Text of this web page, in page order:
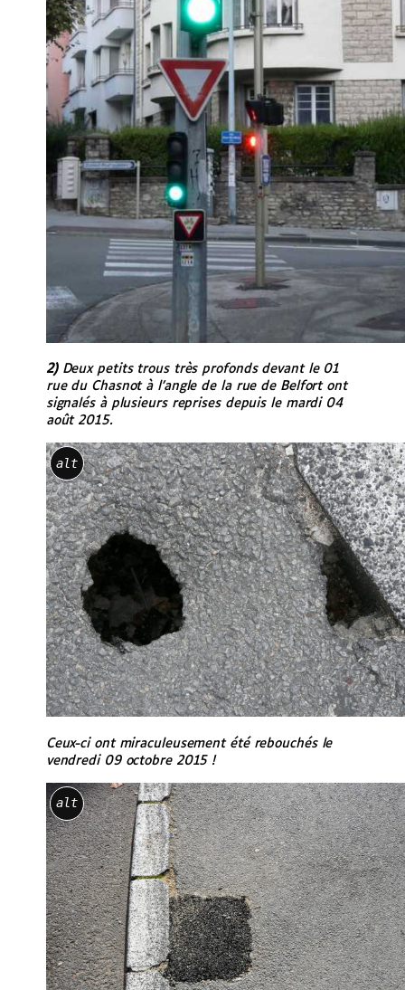
2)Deux petits trous très profonds devant le 01
rue du Chasnot à l’angle de la rue de Belfort ont
signalés à plusieurs reprises depuis le mardi 04
août 2015.
alt
Ceux-ci ont miraculeusement été rebouchés le
vendredi 09 octobre 2015 !
alt